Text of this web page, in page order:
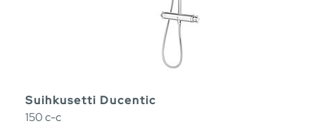
Suihkusetti Ducentic
150 c-c